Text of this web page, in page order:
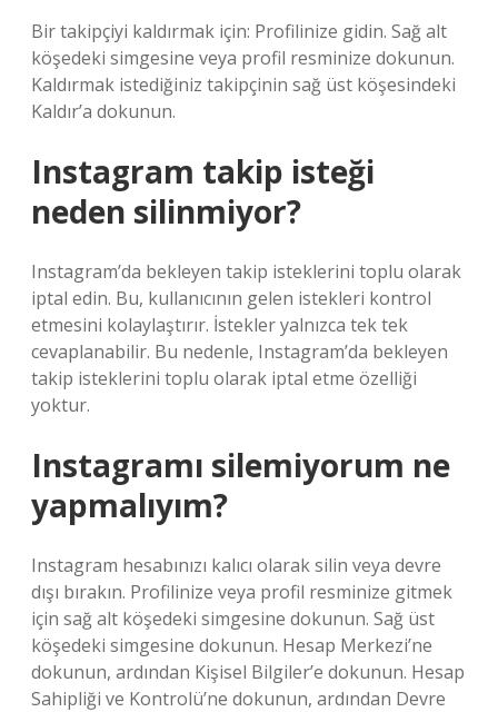
Bir takipçiyi kaldırmak için: Profilinize gidin. Sağ alt
köşedeki simgesine veya profil resminize dokunun.
Kaldırmak istediğiniz takipçinin sağ üst köşesindeki
Kaldır’a dokunun.
Instagram takip isteği
neden silinmiyor?
Instagram’da bekleyen takip isteklerini toplu olarak
iptal edin. Bu, kullanıcının gelen istekleri kontrol
etmesini kolaylaştırır. İstekler yalnızca tek tek
cevaplanabilir. Bu nedenle, Instagram’da bekleyen
takip isteklerini toplu olarak iptal etme özelliği
yoktur.
Instagramı silemiyorum ne
yapmalıyım?
Instagram hesabınızı kalıcı olarak silin veya devre
dışı bırakın. Profilinize veya profil resminize gitmek
için sağ alt köşedeki simgesine dokunun. Sağ üst
köşedeki simgesine dokunun. Hesap Merkezi’ne
dokunun, ardından Kişisel Bilgiler’e dokunun. Hesap
Sahipliği ve Kontrolü’ne dokunun, ardından Devre